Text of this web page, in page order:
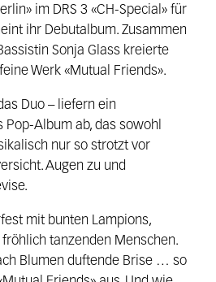
im DRS 3 «CH-Special» für
ihr Debutalbum. Zusammen
Sonja Glass kreierte
Werk «Mutual Friends».
Duo – liefern ein
Album ab, das sowohl
nur so strotzt vor
Augen zu und
mit bunten Lampions,
tanzenden Menschen.
Blumen duftende Brise … so